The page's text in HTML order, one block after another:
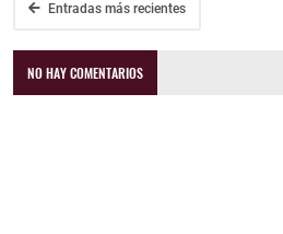
Entradas más recientes
NO HAY COMENTARIOS